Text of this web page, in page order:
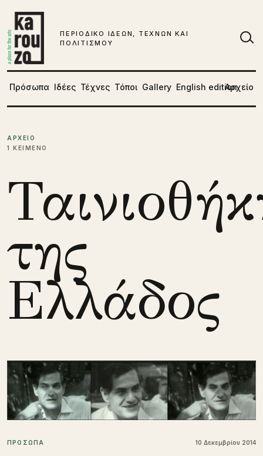
ΠΕΡΙΟΔΙΚΟ ΙΔΕΩΝ, ΤΕΧΝΩΝ ΚΑΙ
ΠΟΛΙΤΙΣΜΟΥ
Πρόσωπα Ιδέες Τέχνες Τόποι Gallery English editionΑρχείο
ΑΡΧΕΙΟ
1 ΚΕΙΜΕΝΟ
της
Ελλάδος
ΠΡΟΣΩΠΑ 10 Δεκεμβρίου 2014